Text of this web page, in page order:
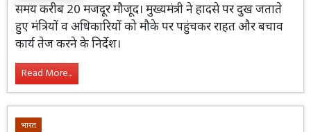
समय करीब 20 मजदूर मौजूद। मुख्यमंत्री ने हादसे पर दुख जताते
हुए मंत्रियों व अधिकारियों को मौके पर पहुंचकर राहत और बचाव
कार्य तेज करने के निर्देश।
Read More...
भारत